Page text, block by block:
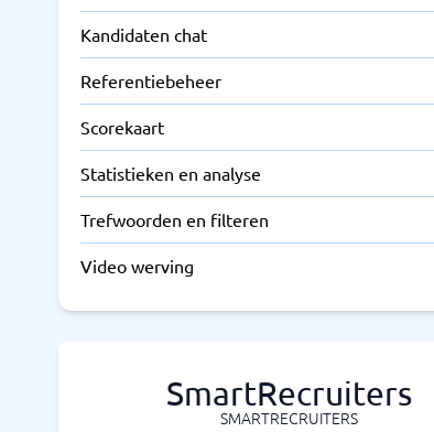
Kandidaten chat
Referentiebeheer
Scorekaart
Statistieken en analyse
Trefwoorden en filteren
Video werving
SmartRecruiters
SMARTRECRUITERS